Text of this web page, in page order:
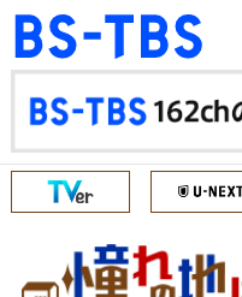
BS-TBS
BS-TBS
ドラマ
紀行
教養
音楽